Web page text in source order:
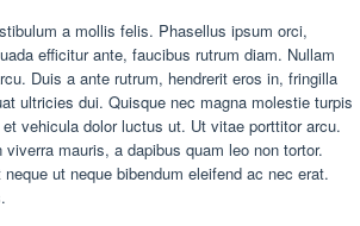
a mollis felis. Phasellus ipsum orci,
efficitur ante, faucibus rutrum diam. Nullam
Duis a ante rutrum, hendrerit eros in, fringilla
ultricies dui. Quisque nec magna molestie turpis
vehicula dolor luctus ut. Ut vitae porttitor arcu.
mauris, a dapibus quam leo non tortor.
ut neque bibendum eleifend ac nec erat.